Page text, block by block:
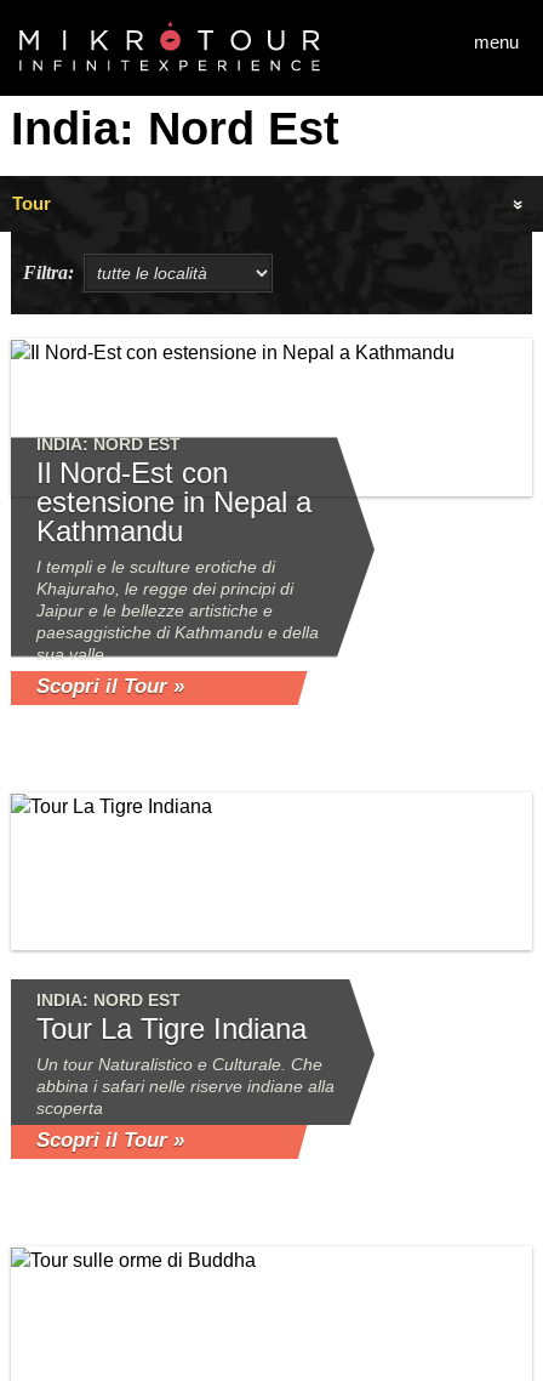
menu
India: Nord Est
Tour
Filtra:
INDIA: NORD EST
Il Nord-Est con
estensione in Nepal a
Kathmandu
I templi e le sculture erotiche di
Khajuraho, le regge dei principi di
Jaipur e le bellezze artistiche e
paesaggistiche di Kathmandu e della
sua valle
Scopri il Tour »
INDIA: NORD EST
Tour La Tigre Indiana
Un tour Naturalistico e Culturale. Che
abbina i safari nelle riserve indiane alla
scoperta
Scopri il Tour »